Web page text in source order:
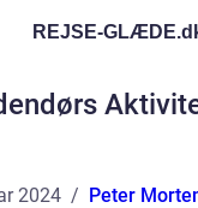
REJSE-GLÆDE.
2024 Peter